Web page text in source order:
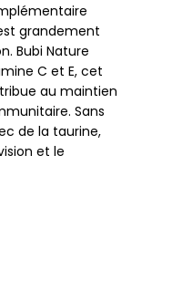
grandement
Bubi Nature
C et E, cet
au maintien
Sans
de la taurine,
et le